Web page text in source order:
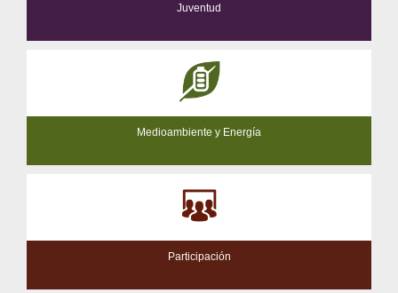
Juventud
Medioambiente y Energía
Participación